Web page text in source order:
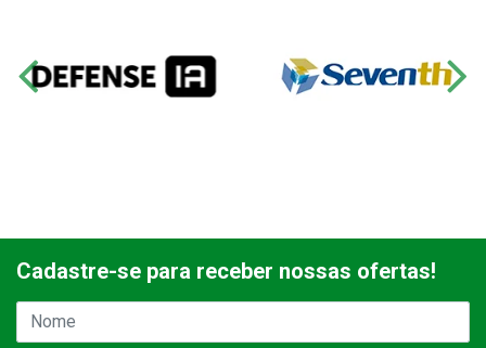
Cadastre-se para receber nossas ofertas!